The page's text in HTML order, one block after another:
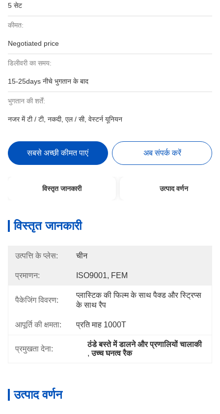
5 सेट
कीमत:
Negotiated price
डिलीवरी का समय:
15-25days नीचे भुगतान के बाद
भुगतान की शर्तें:
नजर में टी / टी, नकदी, एल / सी, वेस्टर्न यूनियन
सबसे अच्छी कीमत पाएं अब संपर्क करें
विस्तृत जानकारी उत्पाद वर्णन
विस्तृत जानकारी
उत्पत्ति के प्लेस: चीन
प्रमाणन: ISO9001, FEM
पैकेजिंग विवरण:
प्लास्टिक की फिल्म के साथ पैक्ड और स्ट्रिप्स
के साथ रैप
आपूर्ति की क्षमता: प्रति माह 1000T
प्रमुखता देना:
ठंडे बस्ते में डालने और प्रणालियों चालाकी
, उच्च घनत्व रैक
उत्पाद वर्णन